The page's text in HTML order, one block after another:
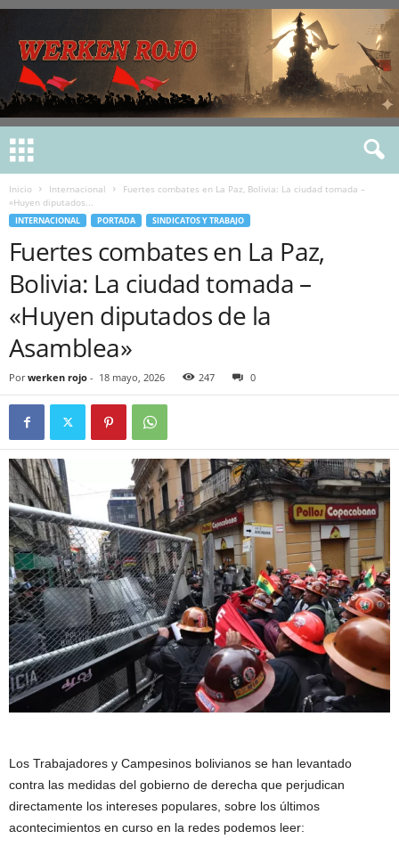
Inicio Internacional
Fuertes combates en La Paz, Bolivia: La ciudad tomada –
«Huyen diputados...
INTERNACIONAL PORTADA SINDICATOS Y TRABAJO
Fuertes combates en La Paz,
Bolivia: La ciudad tomada –
«Huyen diputados de la
Asamblea»
Por werken rojo - 18 mayo, 2026 247 0
Los Trabajadores y Campesinos bolivianos se han levantado
contra las medidas del gobierno de derecha que perjudican
directamente los intereses populares, sobre los últimos
acontecimientos en curso en la redes podemos leer: